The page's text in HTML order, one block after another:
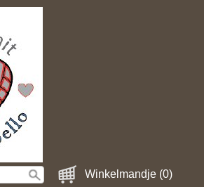
Winkelmandje (0)